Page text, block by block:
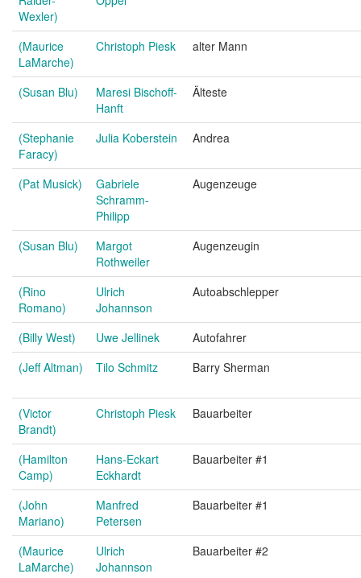
Wexler)
(Maurice
LaMarche)
Christoph Piesk alter Mann
(Susan Blu)
Maresi Bischoff-
Hanft
Älteste
(Stephanie
Faracy)
Julia Koberstein Andrea
(Pat Musick)
Gabriele
Schramm-
Philipp
Augenzeuge
(Susan Blu)
Margot
Rothweiler
Augenzeugin
(Rino
Romano)
Ulrich
Johannson
Autoabschlepper
(Billy West) Uwe Jellinek
Autofahrer
(Jeff Altman)
Tilo Schmitz Barry Sherman
(Victor
Brandt)
Christoph Piesk Bauarbeiter
(Hamilton
Camp)
Hans-Eckart
Eckhardt
Bauarbeiter #1
(John
Mariano)
Manfred
Petersen
Bauarbeiter #1
(Maurice
LaMarche)
Ulrich
Johannson
Bauarbeiter #2